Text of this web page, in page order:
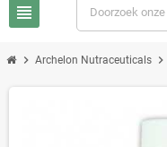
view_headline
chevron_right Archelon Nutraceuticals chevron_right